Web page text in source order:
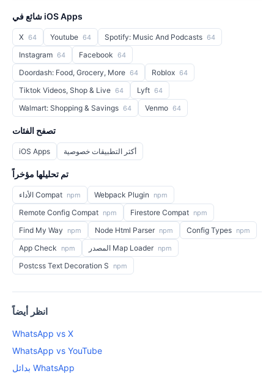
شائع في iOS Apps
X 64 Youtube 64 Spotify: Music And Podcasts 64
Instagram 64 Facebook 64
Doordash: Food, Grocery, More 64 Roblox 64
Tiktok Videos, Shop & Live 64 Lyft 64
Walmart: Shopping & Savings 64 Venmo 64
تصفح الفئات
iOS Apps أكثر التطبيقات خصوصية
تم تحليلها مؤخراً
الأداء Compat npm Webpack Plugin npm
Remote Config Compat npm Firestore Compat npm
Find My Way npm Node Html Parser npm Config Types npm
App Check npm المصدر Map Loader npm
Postcss Text Decoration S npm
انظر أيضاً
WhatsApp vs X
WhatsApp vs YouTube
بدائل WhatsApp